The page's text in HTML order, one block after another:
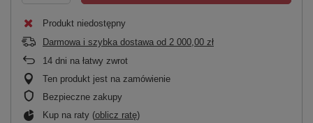
Produkt niedostępny
Darmowa i szybka dostawa od 2 000,00 zł
14 dni na łatwy zwrot
Ten produkt jest na zamówienie
Bezpieczne zakupy
Kup na raty (oblicz ratę)